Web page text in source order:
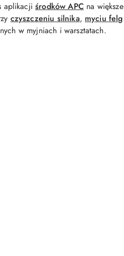
aplikacjiśrodków APC na większe
czyszczeniu silnika, myciu felg
w myjniach i warsztatach.